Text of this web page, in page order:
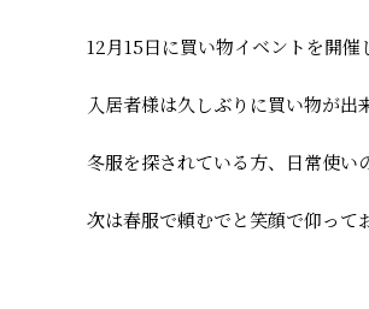
12月15日に買い物イベントを開催
入居者様は久しぶりに買い物が出
冬服を探されている方、日常使い
次は春服で頼むでと笑顔で仰って